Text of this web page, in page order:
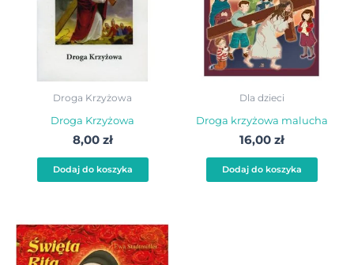
Droga Krzyżowa
Droga Krzyżowa
8,00 zł
Dodaj do koszyka
Dla dzieci
Droga krzyżowa malucha
16,00 zł
Dodaj do koszyka